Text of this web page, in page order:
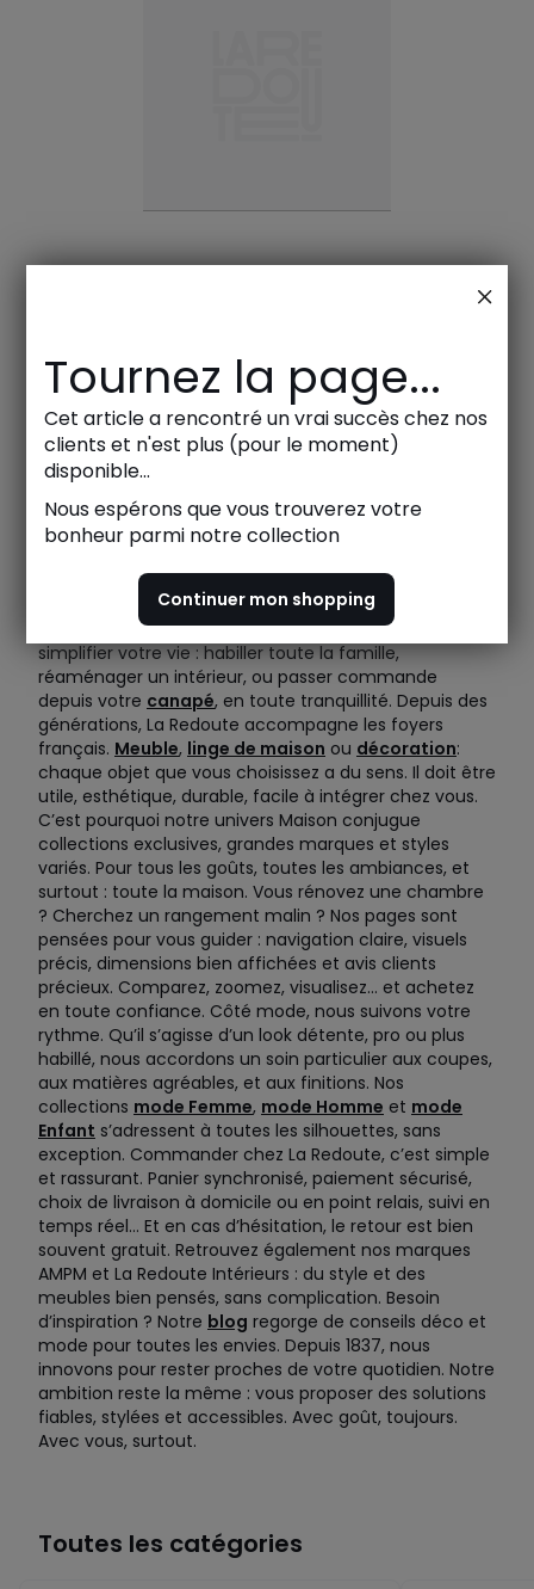
Meubles, linge de maison, déco, mode
votre quotidien mérite plus de fluidité, de confort, et
surtout, qu’il vous ressemble. Notre promesse ? Vous
proposer idées, produits et services pensés pour
simplifier votre vie : habiller toute la famille,
réaménager un intérieur, ou passer commande
depuis votre canapé, en toute tranquillité. Depuis des
générations, La Redoute accompagne les foyers
français. Meuble, linge de maison ou décoration:
chaque objet que vous choisissez a du sens. Il doit être
utile, esthétique, durable, facile à intégrer chez vous.
C’est pourquoi notre univers Maison conjugue
collections exclusives, grandes marques et styles
variés. Pour tous les goûts, toutes les ambiances, et
surtout : toute la maison. Vous rénovez une chambre
? Cherchez un rangement malin ? Nos pages sont
pensées pour vous guider : navigation claire, visuels
précis, dimensions bien affichées et avis clients
précieux. Comparez, zoomez, visualisez… et achetez
en toute confiance. Côté mode, nous suivons votre
rythme. Qu’il s’agisse d’un look détente, pro ou plus
habillé, nous accordons un soin particulier aux coupes,
aux matières agréables, et aux finitions. Nos
collections mode Femme, mode Homme et mode
Enfant s’adressent à toutes les silhouettes, sans
exception. Commander chez La Redoute, c’est simple
et rassurant. Panier synchronisé, paiement sécurisé,
choix de livraison à domicile ou en point relais, suivi en
temps réel… Et en cas d’hésitation, le retour est bien
souvent gratuit. Retrouvez également nos marques
AMPM et La Redoute Intérieurs : du style et des
meubles bien pensés, sans complication. Besoin
d’inspiration ? Notre blog regorge de conseils déco et
mode pour toutes les envies. Depuis 1837, nous
innovons pour rester proches de votre quotidien. Notre
ambition reste la même : vous proposer des solutions
fiables, stylées et accessibles. Avec goût, toujours.
Avec vous, surtout.
Toutes les catégories
Tournez la page...
Cet article a rencontré un vrai succès chez nos
clients et n'est plus (pour le moment)
disponible...
Nous espérons que vous trouverez votre
bonheur parmi notre collection
Continuer mon shopping